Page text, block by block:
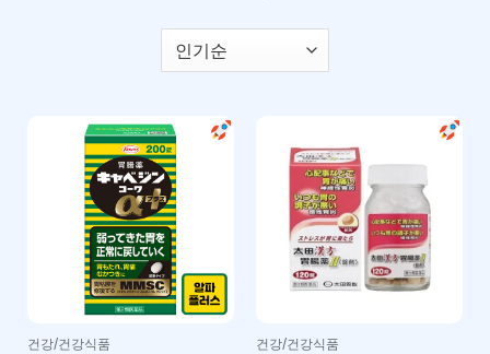
건강/건강식품 건강/건강식품